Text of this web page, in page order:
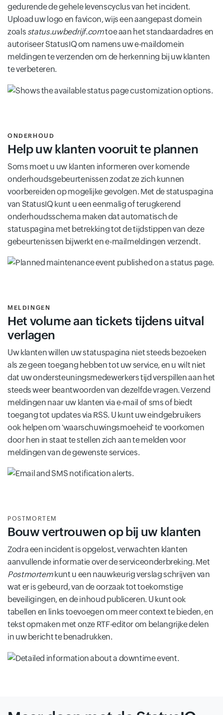
gedurende de gehele levenscyclus van het incident.
Upload uw logo en favicon, wijs een aangepast domein
zoals status.uwbedrijf.comtoe aan het standaardadres en
autoriseer StatusIQ om namens uw e-maildomein
meldingen te verzenden om de herkenning bij uw klanten
te verbeteren.
ONDERHOUD
Help uw klanten vooruit te plannen
Soms moet u uw klanten informeren over komende
onderhoudsgebeurtenissen zodat ze zich kunnen
voorbereiden op mogelijke gevolgen. Met de statuspagina
van StatusIQ kunt u een eenmalig of terugkerend
onderhoudsschema maken dat automatisch de
statuspagina met betrekking tot de tijdstippen van deze
gebeurtenissen bijwerkt en e-mailmeldingen verzendt.
MELDINGEN
Het volume aan tickets tijdens uitval
verlagen
Uw klanten willen uw statuspagina niet steeds bezoeken
als ze geen toegang hebben tot uw service, en u wilt niet
dat uw ondersteuningsmedewerkers tijd verspillen aan het
steeds weer beantwoorden van dezelfde vragen. Verzend
meldingen naar uw klanten via e-mail of sms of biedt
toegang tot updates via RSS. U kunt uw eindgebruikers
ook helpen om 'waarschuwingsmoeheid' te voorkomen
door hen in staat te stellen zich aan te melden voor
meldingen van de gewenste services.
POSTMORTEM
Bouw vertrouwen op bij uw klanten
Zodra een incident is opgelost, verwachten klanten
aanvullende informatie over de serviceonderbreking. Met
Postmortemkunt u een nauwkeurig verslag schrijven van
wat er is gebeurd, van de oorzaak tot toekomstige
beveiligingen, en de inhoud publiceren. U kunt ook
tabellen en links toevoegen om meer context te bieden, en
tekst opmaken met onze RTF-editor om belangrijke delen
in uw bericht te benadrukken.